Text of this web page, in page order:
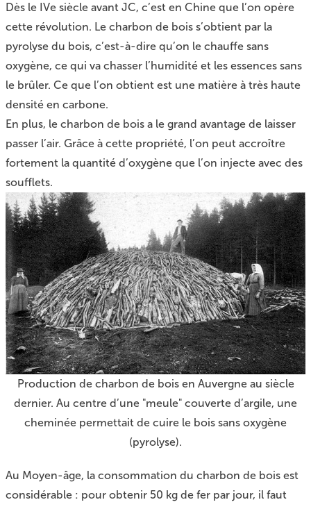
Dès le IVe siècle avant JC, c’est en Chine que l’on opère
cette révolution. Le charbon de bois s’obtient par la
pyrolyse du bois, c’est-à-dire qu’on le chauffe sans
oxygène, ce qui va chasser l’humidité et les essences sans
le brûler. Ce que l’on obtient est une matière à très haute
densité en carbone.
En plus, le charbon de bois a le grand avantage de laisser
passer l’air. Grâce à cette propriété, l’on peut accroître
fortement la quantité d’oxygène que l’on injecte avec des
soufflets.
Production de charbon de bois en Auvergne au siècle
dernier. Au centre d’une "meule" couverte d’argile, une
cheminée permettait de cuire le bois sans oxygène
(pyrolyse).
Au Moyen-âge, la consommation du charbon de bois est
considérable : pour obtenir 50 kg de fer par jour, il faut